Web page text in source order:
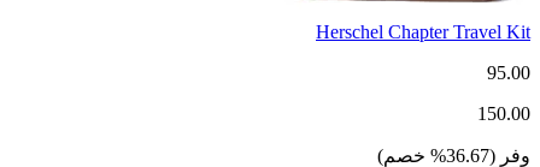
Herschel Chapter Travel Kit
95.00
150.00
وفر (
36.67
% خصم)